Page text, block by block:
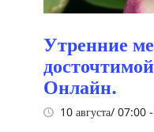
Утренние
Онлайн.
10 августа/ 07:00 -